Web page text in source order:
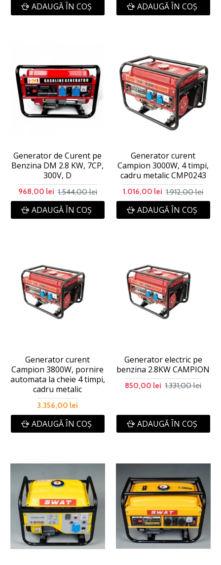
ADAUGĂ ÎN COŞ ADAUGĂ ÎN COŞ
Generator de Curent pe
Benzina DM 2.8 KW, 7CP,
300V, D
968,00 lei 1.544,00 lei
ADAUGĂ ÎN COŞ
Generator curent
Campion 3000W, 4 timpi,
cadru metalic CMP0243
1.016,00 lei 1.912,00 lei
ADAUGĂ ÎN COŞ
Generator curent
Campion 3800W, pornire
automata la cheie 4 timpi,
cadru metalic
3.356,00 lei
ADAUGĂ ÎN COŞ
Generator electric pe
benzina 2.8KW CAMPION
850,00 lei 1.331,00 lei
ADAUGĂ ÎN COŞ